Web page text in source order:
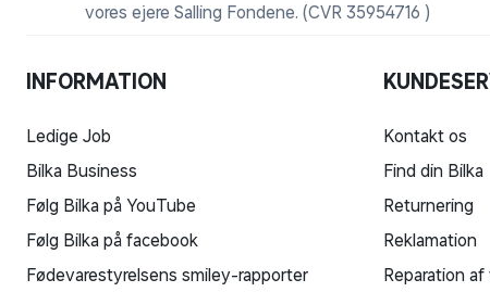
vores ejere Salling Fondene. (CVR 35954716 )
INFORMATION
Ledige Job
Bilka Business
Følg Bilka på YouTube
Følg Bilka på facebook
Fødevarestyrelsens smiley-rapporter
Kontakt os
Find din Bilka
Returnering
Reklamation
Reparation af